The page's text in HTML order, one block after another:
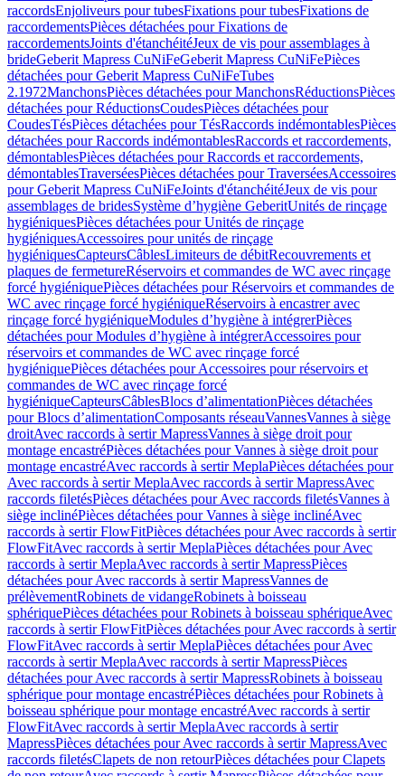
raccordsEnjoliveurs pour tubesFixations pour tubesFixations de
raccordementsPièces détachées pour Fixations de
raccordementsJoints d'étanchéitéJeux de vis pour assemblages à
brideGeberit Mapress CuNiFeGeberit Mapress CuNiFePièces
détachées pour Geberit Mapress CuNiFeTubes
2.1972ManchonsPièces détachées pour ManchonsRéductionsPièces
détachées pour RéductionsCoudesPièces détachées pour
CoudesTésPièces détachées pour TésRaccords indémontablesPièces
détachées pour Raccords indémontablesRaccords et raccordements,
démontablesPièces détachées pour Raccords et raccordements,
démontablesTraverséesPièces détachées pour TraverséesAccessoires
pour Geberit Mapress CuNiFeJoints d'étanchéitéJeux de vis pour
assemblages de bridesSystème d’hygiène GeberitUnités de rinçage
hygiéniquesPièces détachées pour Unités de rinçage
hygiéniquesAccessoires pour unités de rinçage
hygiéniquesCapteursCâblesLimiteurs de débitRecouvrements et
plaques de fermetureRéservoirs et commandes de WC avec rinçage
forcé hygiéniquePièces détachées pour Réservoirs et commandes de
WC avec rinçage forcé hygiéniqueRéservoirs à encastrer avec
rinçage forcé hygiéniqueModules d’hygiène à intégrerPièces
détachées pour Modules d’hygiène à intégrerAccessoires pour
réservoirs et commandes de WC avec rinçage forcé
hygiéniquePièces détachées pour Accessoires pour réservoirs et
commandes de WC avec rinçage forcé
hygiéniqueCapteursCâblesBlocs d’alimentationPièces détachées
pour Blocs d’alimentationComposants réseauVannesVannes à siège
droitAvec raccords à sertir MapressVannes à siège droit pour
montage encastréPièces détachées pour Vannes à siège droit pour
montage encastréAvec raccords à sertir MeplaPièces détachées pour
Avec raccords à sertir MeplaAvec raccords à sertir MapressAvec
raccords filetésPièces détachées pour Avec raccords filetésVannes à
siège inclinéPièces détachées pour Vannes à siège inclinéAvec
raccords à sertir FlowFitPièces détachées pour Avec raccords à sertir
FlowFitAvec raccords à sertir MeplaPièces détachées pour Avec
raccords à sertir MeplaAvec raccords à sertir MapressPièces
détachées pour Avec raccords à sertir MapressVannes de
prélèvementRobinets de vidangeRobinets à boisseau
sphériquePièces détachées pour Robinets à boisseau sphériqueAvec
raccords à sertir FlowFitPièces détachées pour Avec raccords à sertir
FlowFitAvec raccords à sertir MeplaPièces détachées pour Avec
raccords à sertir MeplaAvec raccords à sertir MapressPièces
détachées pour Avec raccords à sertir MapressRobinets à boisseau
sphérique pour montage encastréPièces détachées pour Robinets à
boisseau sphérique pour montage encastréAvec raccords à sertir
FlowFitAvec raccords à sertir MeplaAvec raccords à sertir
MapressPièces détachées pour Avec raccords à sertir MapressAvec
raccords filetésClapets de non retourPièces détachées pour Clapets